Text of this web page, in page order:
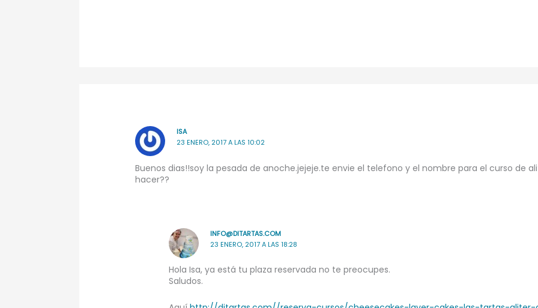
ISA
23 ENERO, 2017 A LAS 10:02
Buenos dias!!soy la pesada de anoche.jejeje.te envie el telefono y el nombre para el curso de
hacer??
INFO@DITARTAS.COM
23 ENERO, 2017 A LAS 18:28
Hola Isa, ya está tu plaza reservada no te preocupes.
Saludos.